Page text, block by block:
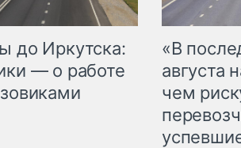
до Иркутска:
— о работе
«В
августа
чем